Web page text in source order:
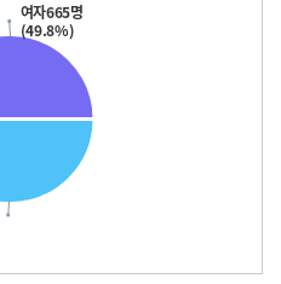
여자665명
(49.8%)